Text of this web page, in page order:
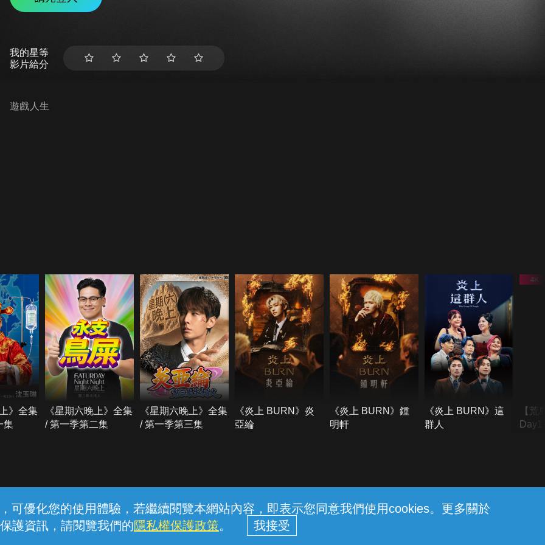
可優化您的使用體驗，若繼續閱覽本網站內容，即表示您同意我們使用cookies。更多關於
護資訊，請閱覽我們的隱私權保護政策。
我的星等
影片給分
遊戲人生
》全集
集
《星期六晚上》全集
/ 第一季第二集
《星期六晚上》全集
/ 第一季第三集
《炎上 BURN》炎
亞綸
《炎上 BURN》鍾
明軒
《炎上 BURN》這
群人
【荒
線上客服 服務條款 隱私權保護
中華電信股份有限公司個人家庭分公司 (統一編號：96979949) © 2026